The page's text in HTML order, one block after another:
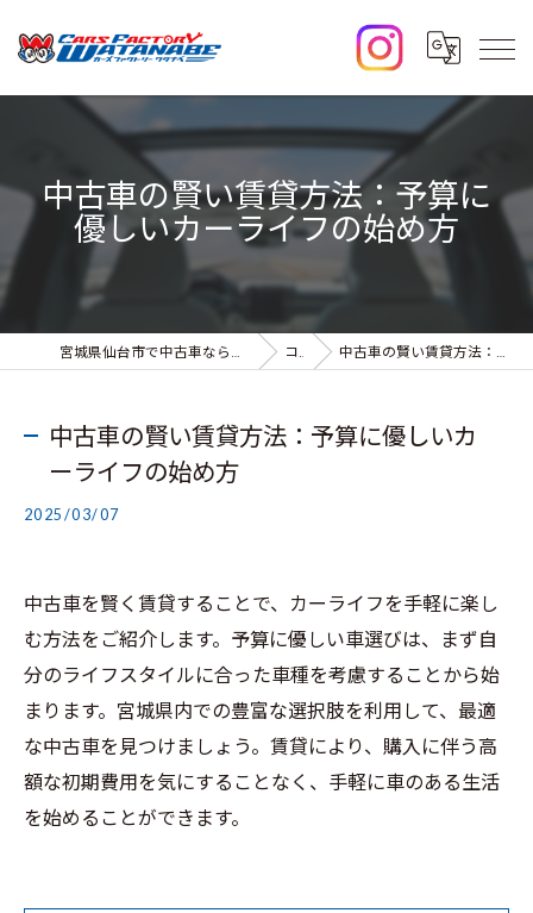
中古車の賢い賃貸方法：予算に
優しいカーライフの始め方
宮城県仙台市で中古車なら株式会社カーズファクトリーワタナベ コラム 中古車の賢い賃貸方法：予算に優しいカーライフの始め方
中古車の賢い賃貸方法：予算に優しいカ
ーライフの始め方
2025/03/07
中古車を賢く賃貸することで、カーライフを手軽に楽し
む方法をご紹介します。予算に優しい車選びは、まず自
分のライフスタイルに合った車種を考慮することから始
まります。宮城県内での豊富な選択肢を利用して、最適
な中古車を見つけましょう。賃貸により、購入に伴う高
額な初期費用を気にすることなく、手軽に車のある生活
を始めることができます。